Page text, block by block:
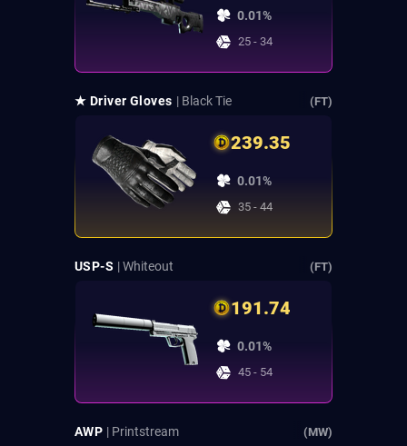
0.01%
25 - 34
★ Driver Gloves | Black Tie (FT)
239.35
0.01%
35 - 44
USP-S | Whiteout (FT)
191.74
0.01%
45 - 54
AWP | Printstream (MW)